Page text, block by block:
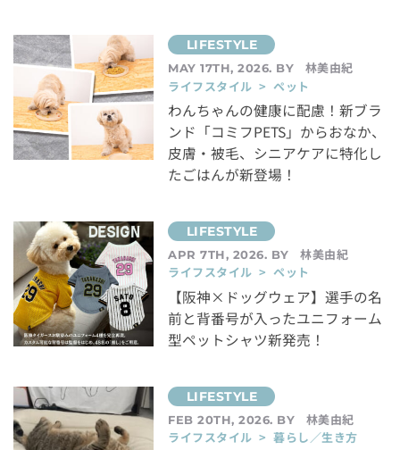
MAY 17TH, 2026. BY
林美由紀
ライフスタイル > ペット
わんちゃんの健康に配慮！新ブラ
ンド「コミフPETS」からおなか、
皮膚・被毛、シニアケアに特化し
たごはんが新登場！
APR 7TH, 2026. BY
林美由紀
ライフスタイル > ペット
【阪神×ドッグウェア】選手の名
前と背番号が入ったユニフォーム
型ペットシャツ新発売！
FEB 20TH, 2026. BY
林美由紀
ライフスタイル > 暮らし／生き方